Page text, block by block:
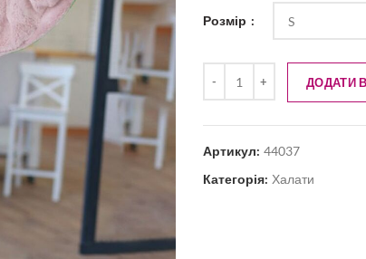
Розмір
ДОДАТИ
Артикул: 44037
Категорія: Халати